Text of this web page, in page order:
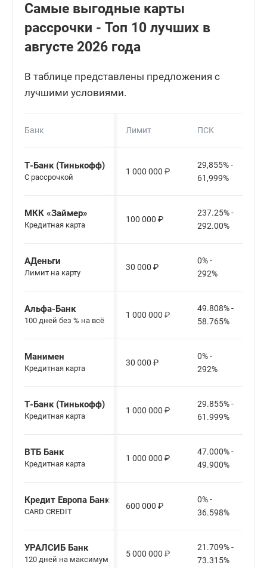
Самые выгодные карты
рассрочки - Топ 10 лучших в
августе 2026 года
В таблице представлены предложения с
лучшими условиями.
Банк Лимит ПСК
Т-Банк (Тинькофф)
С рассрочкой
1 000 000 ₽
29,855% -
61,999%
МКК «Займер»
Кредитная карта
100 000 ₽
237.25% -
292.00%
АДеньги
Лимит на карту
30 000 ₽
0% -
292%
Альфа-Банк
100 дней без % на всё
1 000 000 ₽
49.808% -
58.765%
Манимен
Кредитная карта
30 000 ₽
0% -
292%
Т-Банк (Тинькофф)
Кредитная карта
1 000 000 ₽
29.855% -
61.999%
ВТБ Банк
Кредитная карта
1 000 000 ₽
47.000% -
49.900%
Кредит Европа Банк
CARD CREDIT
600 000 ₽
0% -
36.598%
УРАЛСИБ Банк
120 дней на максимум
5 000 000 ₽
21.709% -
73.315%